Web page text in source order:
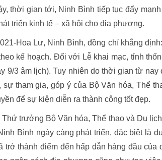
thời gian tới, Ninh Bình tiếp tục đẩy
triển kinh tế – xã hội cho địa phương.
Hoa Lư, Ninh Bình, đồng chí khẳng
kế hoạch. Đối với Lễ khai mạc, tỉnh
9/3 âm lịch). Tuy nhiên do thời gian từ nay
tham gia, góp ý của Bộ Văn hóa, Thể
để sự kiện diễn ra thành công tốt đẹp.
trưởng Bộ Văn hóa, Thể thao và Du
Bình ngày càng phát triển, đặc biệt là
trở thành điểm đến hấp dẫn hàng đầu